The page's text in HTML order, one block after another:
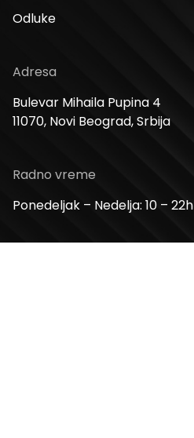
Odluke
Adresa
Bulevar Mihaila Pupina 4
11070, Novi Beograd, Srbija
Radno vreme
Ponedeljak – Nedelja: 10 – 22h